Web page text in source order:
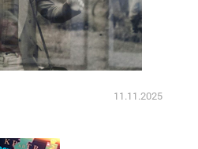
11.11.2025